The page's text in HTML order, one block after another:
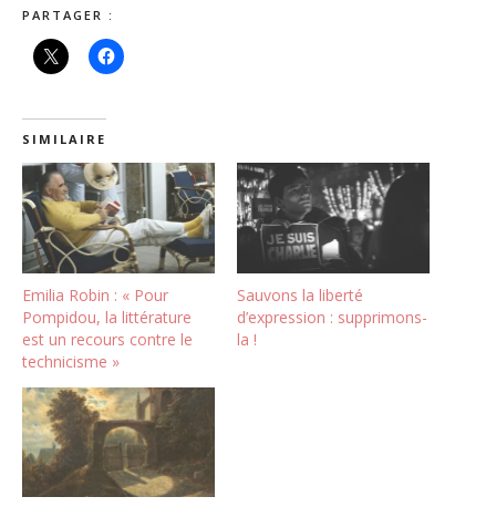
PARTAGER :
SIMILAIRE
Emilia Robin : « Pour
Pompidou, la littérature
est un recours contre le
technicisme »
Sauvons la liberté
d’expression : supprimons-
la !